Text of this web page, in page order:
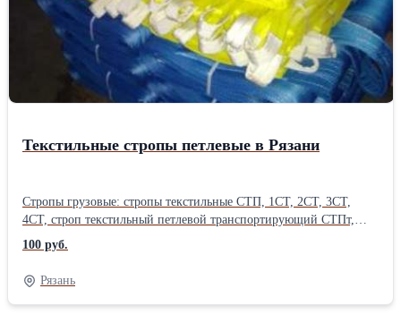
Текстильные стропы петлевые в Рязани
Стропы грузовые: стропы текстильные СТП, 1СТ, 2СТ, 3СТ,
4СТ, строп текстильный петлевой транспортирующий СТПт,
стропы канатные: СКП, УСК, 1 СК, ВК, 2СК, 3СК, 4СК, 6СК с
уравнительными блоками, строп одноветвевой канатный 1СК
(чокер), стропы цепные: ВЦ, УСЦ, 1СЦ, 2СЦ, 3 СЦ, 4СЦ, строп
цепной кольцевой СЦК, стропы круглопрядные, стропы
текстильные составные (подъемные ковры) СТС, сетки
100 руб.
Рязань